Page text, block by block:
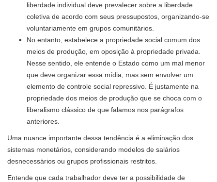
liberdade individual deve prevalecer sobre a liberdade
coletiva de acordo com seus pressupostos, organizando-se
voluntariamente em grupos comunitários.
No entanto, estabelece a propriedade social comum dos
meios de produção, em oposição à propriedade privada.
Nesse sentido, ele entende o Estado como um mal menor
que deve organizar essa mídia, mas sem envolver um
elemento de controle social repressivo. É justamente na
propriedade dos meios de produção que se choca com o
liberalismo clássico de que falamos nos parágrafos
anteriores.
Uma nuance importante dessa tendência é a eliminação dos
sistemas monetários, considerando modelos de salários
desnecessários ou grupos profissionais restritos.
Entende que cada trabalhador deve ter a possibilidade de